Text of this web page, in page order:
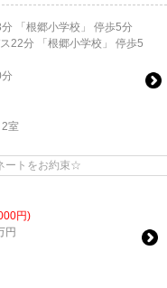
分 「根郷小学校」 停歩5分
ス22分 「根郷小学校」 停歩5
分
2室
ートをお約束☆
円)
円